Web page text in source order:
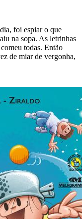
foi espiar o que
na sopa. As letrinhas
todas. Então
de miar de vergonha,